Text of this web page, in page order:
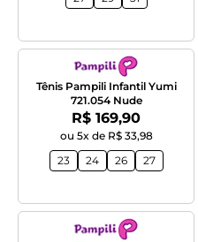
Tênis Pampili Infantil Yumi
721.054 Nude
Por:
R$ 169,90
ou 5x de R$ 33,98
23
24 26 27